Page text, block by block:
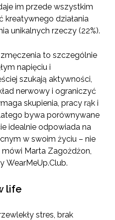
im przede wszystkim
kreatywnego działania
unikalnych rzeczy (22%).
to szczególnie
napięciu i
szukają aktywności,
nerwowy i ograniczyć
skupienia, pracy rąk i
bywa porównywane
idealnie odpowiada na
w swoim życiu – nie
Marta Zagożdżon,
WearMeUp.Club.
life
stres, brak